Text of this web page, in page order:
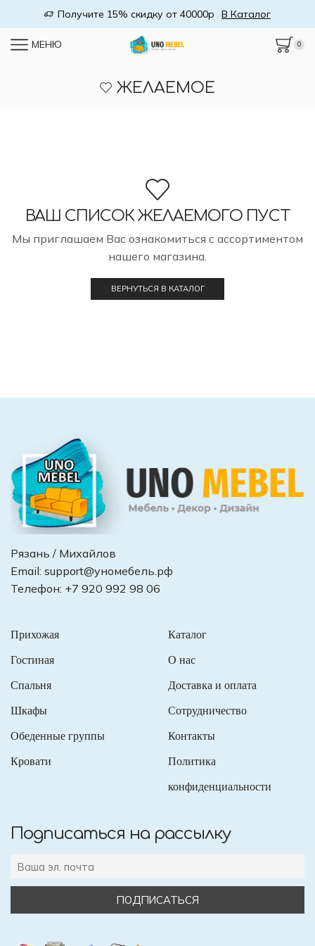
Получите 15% скидку от 40000р В Каталог
МЕНЮ 0
ЖЕЛАЕМОЕ
ВАШ СПИСОК ЖЕЛАЕМОГО ПУСТ
Мы приглашаем Вас ознакомиться с ассортиментом
нашего магазина.
ВЕРНУТЬСЯ В КАТАЛОГ
Рязань / Михайлов
Email: support@уномебель.рф
Телефон: +7 920 992 98 06
Прихожая
Гостиная
Спальня
Шкафы
Обеденные группы
Кровати
Каталог
О нас
Доставка и оплата
Сотрудничество
Контакты
Политика
конфиденциальности
Подписаться на рассылку